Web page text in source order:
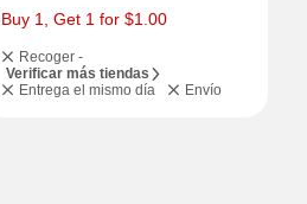
Buy 1, Get 1 for $1.00
Recoger -
Verificar más tiendas
Entrega el mismo día
Envío